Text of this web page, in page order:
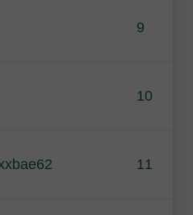
9
10
11